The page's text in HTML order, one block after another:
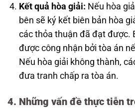
Kết quả hòa giải: Nếu hòa
bên sẽ ký kết biên bản hòa
các thỏa thuận đã đạt được.
được công nhận bởi tòa án
Nếu hòa giải không thành,
đưa tranh chấp ra tòa án.
4. Những vấn đề thực tiễn